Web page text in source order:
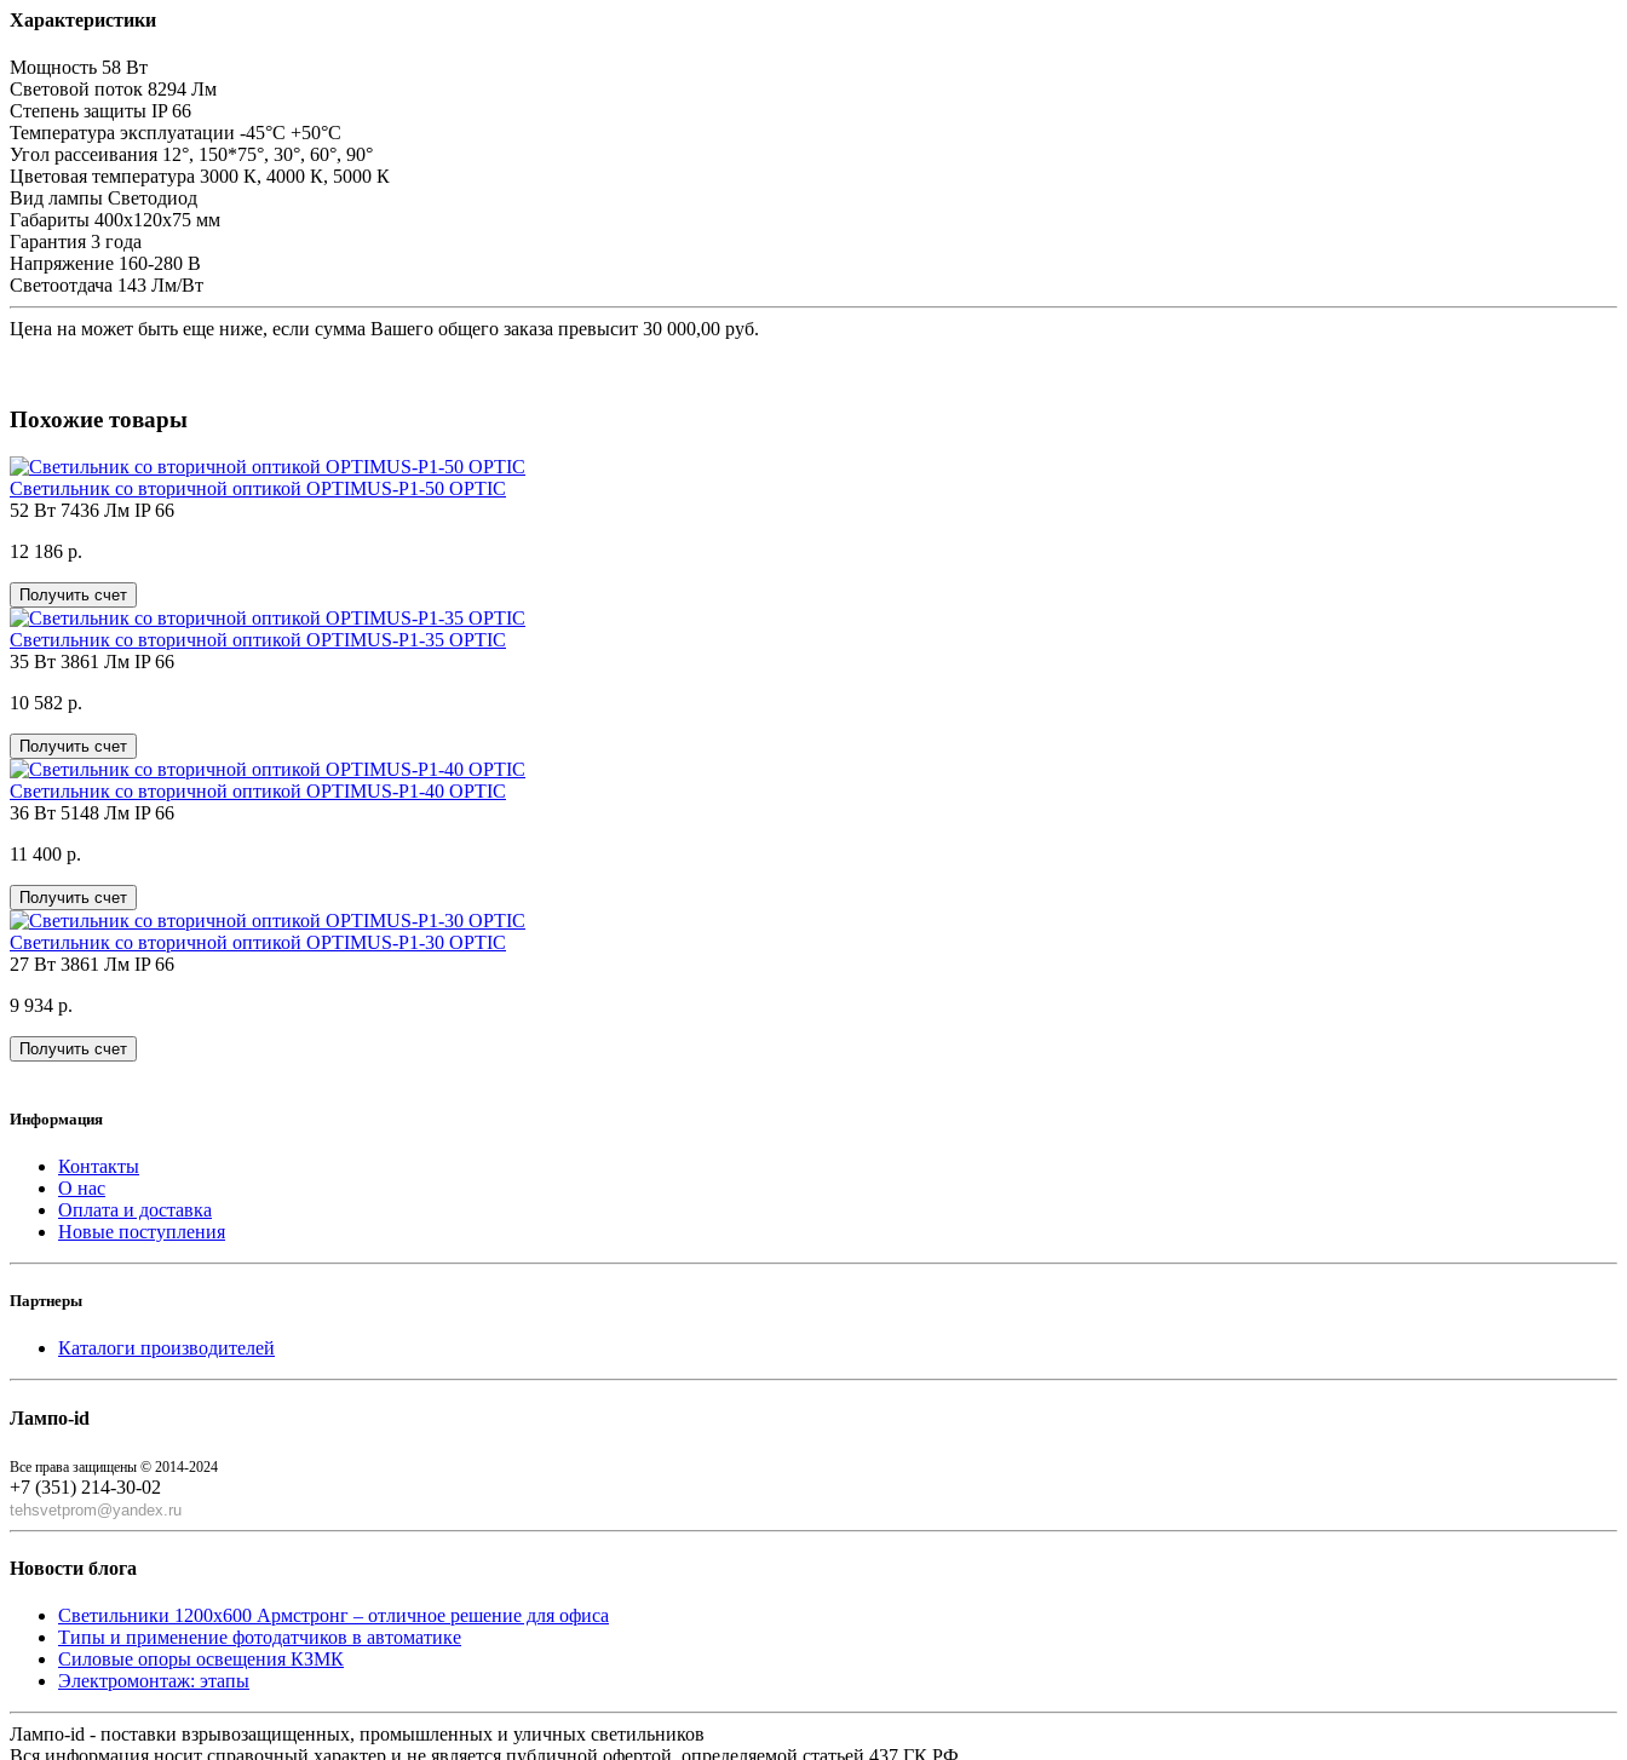
Характеристики
Мощность 58 Вт
Световой поток 8294 Лм
Степень защиты IP 66
Температура эксплуатации -45°C +50°C
Угол рассеивания 12°, 150*75°, 30°, 60°, 90°
Цветовая температура 3000 К, 4000 К, 5000 К
Вид лампы Светодиод
Габариты 400х120х75 мм
Гарантия 3 года
Напряжение 160-280 В
Светоотдача 143 Лм/Вт
Цена на может быть еще ниже, если сумма Вашего общего заказа превысит 30 000,00 руб.
Похожие товары
Светильник со вторичной оптикой OPTIMUS-P1-50 OPTIC
52 Вт 7436 Лм IP 66
12 186 р.
Получить счет
Светильник со вторичной оптикой OPTIMUS-P1-35 OPTIC
35 Вт 3861 Лм IP 66
10 582 р.
Получить счет
Светильник со вторичной оптикой OPTIMUS-P1-40 OPTIC
36 Вт 5148 Лм IP 66
11 400 р.
Получить счет
Светильник со вторичной оптикой OPTIMUS-P1-30 OPTIC
27 Вт 3861 Лм IP 66
9 934 р.
Получить счет
Информация
Контакты
О нас
Оплата и доставка
Новые поступления
Партнеры
Каталоги производителей
Лампо-id
Все права защищены © 2014-2024
+7 (351) 214-30-02
tehsvetprom@yandex.ru
Новости блога
Светильники 1200x600 Армстронг – отличное решение для офиса
Типы и применение фотодатчиков в автоматике
Силовые опоры освещения КЗМК
Электромонтаж: этапы
Лампо-id - поставки взрывозащищенных, промышленных и уличных светильников